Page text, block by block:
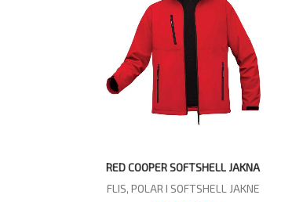
RED COOPER SOFTSHELL JAKNA
FLIS, POLAR I SOFTSHELL JAKNE